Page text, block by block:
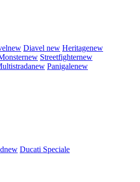
new Diavel new Heritagenew
new Streetfighternew
new Panigalenew
new Ducati Speciale